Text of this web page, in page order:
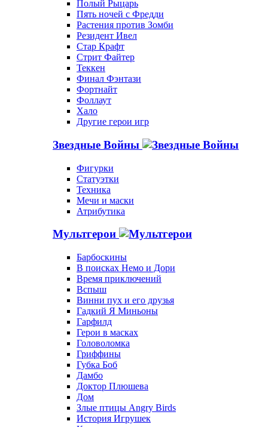
Полый Рыцарь
Пять ночей с Фредди
Растения против Зомби
Резидент Ивел
Стар Крафт
Стрит Файтер
Теккен
Финал Фэнтази
Фортнайт
Фоллаут
Хало
Другие герои игр
Звездные Войны
Фигурки
Статуэтки
Техника
Мечи и маски
Атрибутика
Мультгерои
Барбоскины
В поисках Немо и Дори
Время приключений
Вспыш
Винни пух и его друзья
Гадкий Я Миньоны
Гарфилд
Герои в масках
Головоломка
Гриффины
Губка Боб
Дамбо
Доктор Плюшева
Дом
Злые птицы Angry Birds
История Игрушек